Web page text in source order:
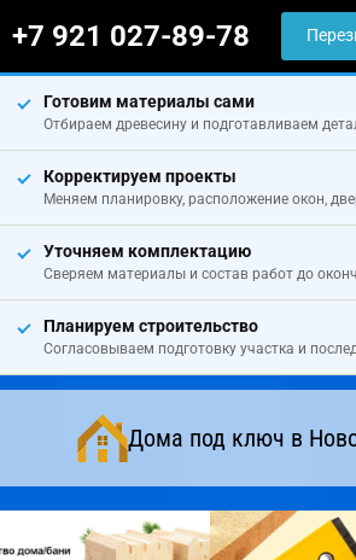
+7 921 027-89-78
Готовим материалы сами
Отбираем древесину и подготавливаем
Корректируем проекты
Меняем планировку, расположение окон,
Уточняем комплектацию
Сверяем материалы и состав работ до
Планируем строительство
Согласовываем подготовку участка и
Дома под ключ в